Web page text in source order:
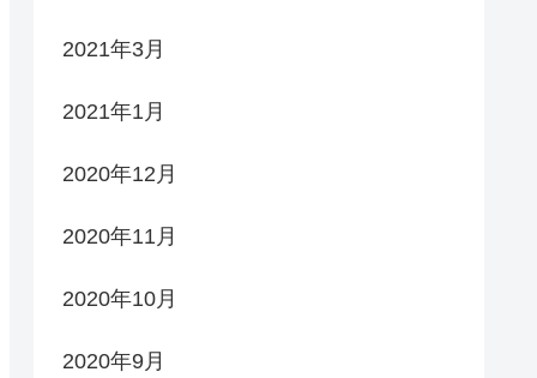
2021年3月
2021年1月
2020年12月
2020年11月
2020年10月
2020年9月